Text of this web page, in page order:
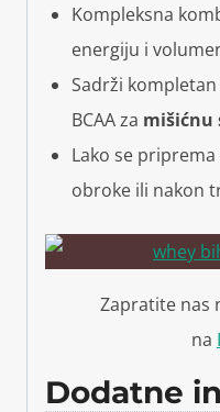
Kompleksna
energiju i
Sadrži
BCAA za mišićnu
Lako se
obroke ili nakon
Zapratite nas
na
Dodatne